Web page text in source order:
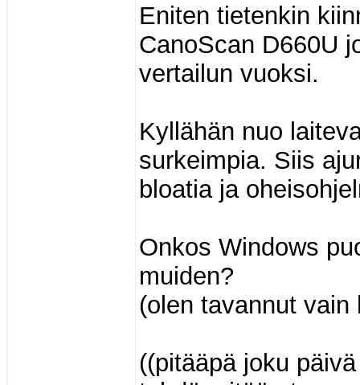
Eniten tietenkin
CanoScan D660U
vertailun vuoksi.
Kyllähän nuo
surkeimpia. Siis
bloatia ja
Onkos Windows
muiden?
(olen tavannut
((pitääpä joku